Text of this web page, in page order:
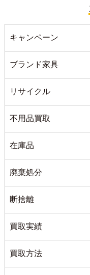
キャンペーン
ブランド家具
リサイクル
不用品買取
在庫品
廃棄処分
断捨離
買取実績
買取方法